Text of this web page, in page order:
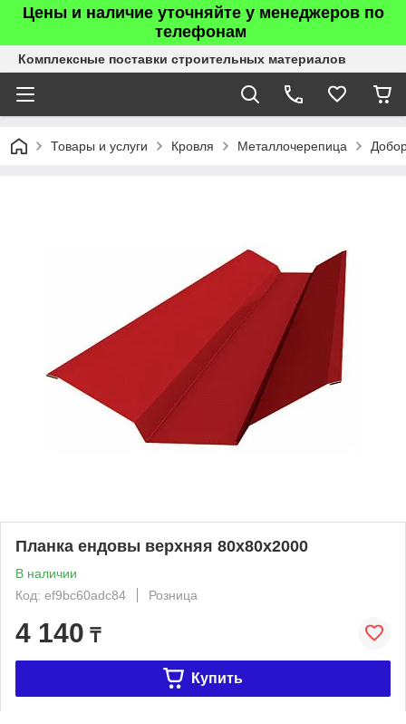
Цены и наличие уточняйте у менеджеров по
телефонам
Комплексные поставки строительных материалов
Товары и услуги Кровля Металлочерепица
Планка ендовы верхняя 80х80х2000
В наличии
Код: ef9bc60adc84
Розница
4 140 ₸
Купить